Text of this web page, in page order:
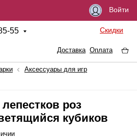
Войти
55 Скидки
Доставка Оплата
Аксессуары для игр
роз
кубиков